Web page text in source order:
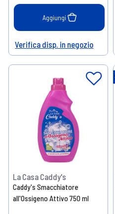
Aggiungi
Help
Verifica disp. in negozio
La Casa Caddy's
Caddy's Smacchiatore
all'Ossigeno Attivo 750 ml